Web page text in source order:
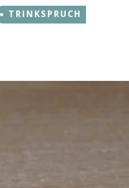
TRINKSPRUCH